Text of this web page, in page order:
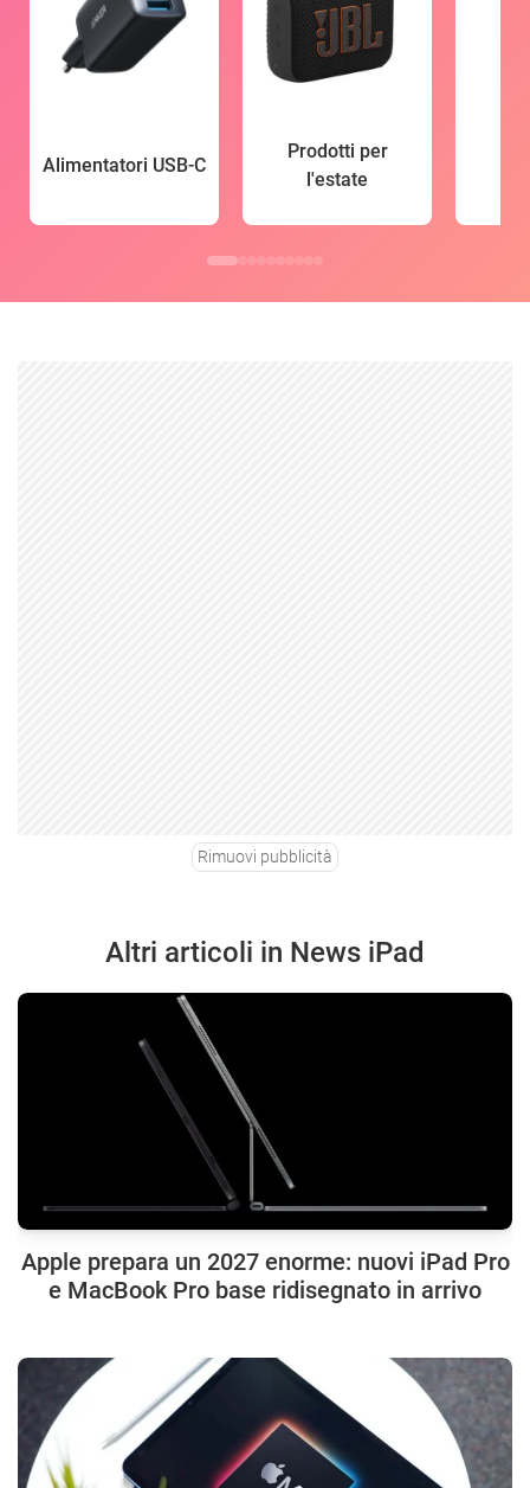
Alimentatori USB-C
Prodotti per
l'estate
Rimuovi pubblicità
Altri articoli in News iPad
Apple prepara un 2027 enorme: nuovi iPad Pro
e MacBook Pro base ridisegnato in arrivo